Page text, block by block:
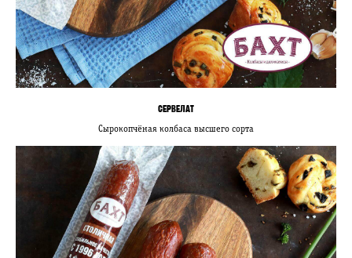
СЕРВЕЛАТ
Сырокопчёная колбаса высшего сорта